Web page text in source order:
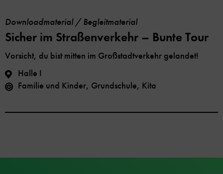
Downloadmaterial / Begleitmaterial
Sicher im Straßenverkehr – Bunte Tour
Vorsicht, du bist mitten im Großstadtverkehr gelandet!
Halle I
Familie und Kinder, Grundschule, Kita